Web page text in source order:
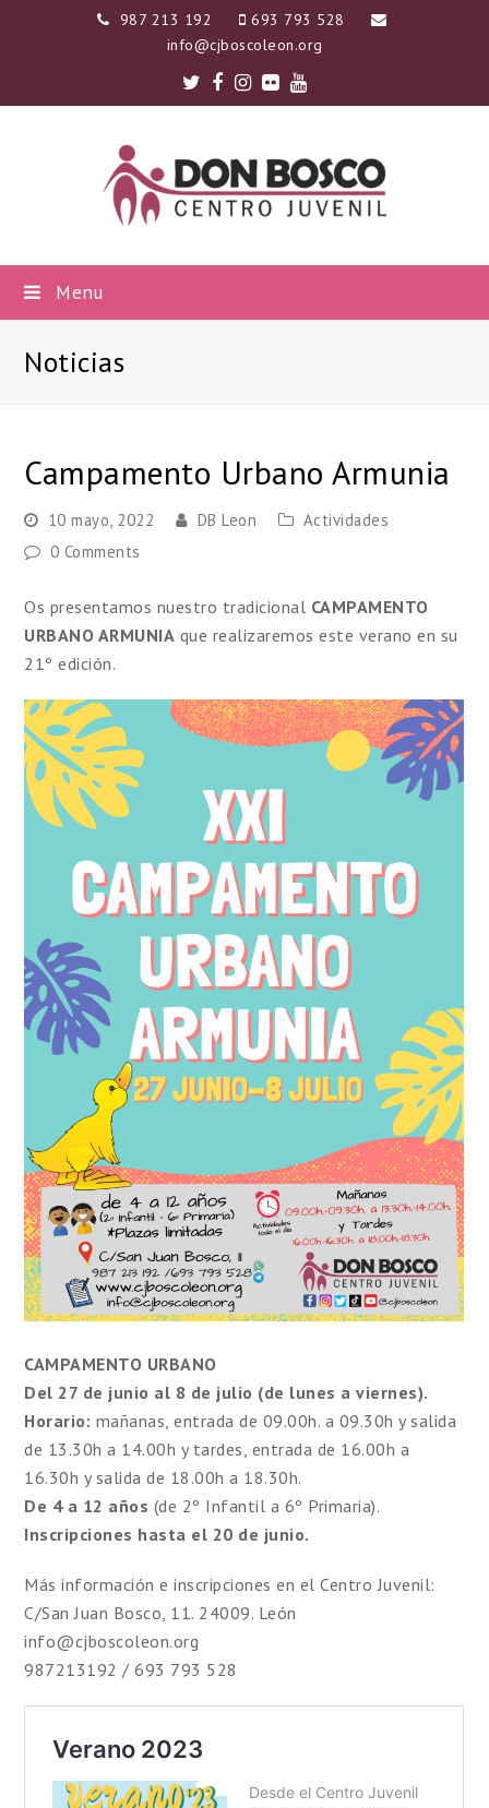
987 213 192
693 793 528
info@cjboscoleon.org
Twitter
Facebook
Instagram
FlickrYoutube
Menu
Noticias
Campamento Urbano Armunia
10 mayo, 2022 DB Leon
Actividades
0 Comments
Os presentamos nuestro tradicional CAMPAMENTO
URBANO ARMUNIA que realizaremos este verano en su
21º edición.
CAMPAMENTO URBANO
Del 27 de junio al 8 de julio (de lunes a viernes).
Horario: mañanas, entrada de 09.00h. a 09.30h y salida
de 13.30h a 14.00h y tardes, entrada de 16.00h a
16.30h y salida de 18.00h a 18.30h.
De 4 a 12 años (de 2º Infantil a 6º Primaria).
Inscripciones hasta el 20 de junio.
Más información e inscripciones en el Centro Juvenil:
C/San Juan Bosco, 11. 24009. León
info@cjboscoleon.org
987213192 / 693 793 528